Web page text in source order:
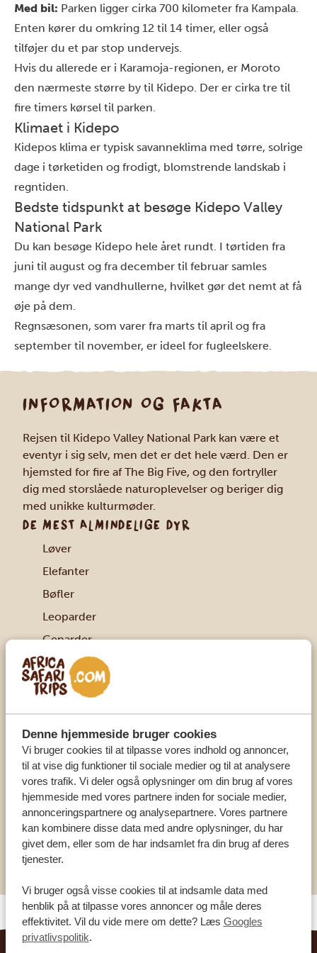
Denne hjemmeside bruger cookies
Vi bruger cookies til at tilpasse vores indhold og annoncer,
til at vise dig funktioner til sociale medier og til at analysere
vores trafik. Vi deler også oplysninger om din brug af vores
hjemmeside med vores partnere inden for sociale medier,
annonceringspartnere og analysepartnere. Vores partnere
kan kombinere disse data med andre oplysninger, du har
givet dem, eller som de har indsamlet fra din brug af deres
tjenester.
Vi bruger også visse cookies til at indsamle data med
henblik på at tilpasse vores annoncer og måle deres
effektivitet. Vil du vide mere om dette? Læs Googles
privatlivspolitik.
Med bil: Parken ligger cirka 700 kilometer fra Kampala.
Enten kører du omkring 12 til 14 timer, eller også
tilføjer du et par stop undervejs.
Hvis du allerede er i Karamoja-regionen, er Moroto
den nærmeste større by til Kidepo. Der er cirka tre til
fire timers kørsel til parken.
Klimaet i Kidepo
Kidepos klima er typisk savanneklima med tørre, solrige
dage i tørketiden og frodigt, blomstrende landskab i
regntiden.
Bedste tidspunkt at besøge Kidepo Valley
National Park
Du kan besøge Kidepo hele året rundt. I tørtiden fra
juni til august og fra december til februar samles
mange dyr ved vandhullerne, hvilket gør det nemt at få
øje på dem.
Regnsæsonen, som varer fra marts til april og fra
september til november, er ideel for fugleelskere.
INFORMATION OG FAKTA
Rejsen til Kidepo Valley National Park kan være et
eventyr i sig selv, men det er det hele værd. Den er
hjemsted for fire af The Big Five, og den fortryller
dig med storslåede naturoplevelser og beriger dig
med unikke kulturmøder.
DE MEST ALMINDELIGE DYR
Løver
Elefanter
Bøfler
Leoparder
Geparder
Hyæner
Giraffer
FAKTA OM KIDEPO VALLEY NATIONAL PARK
parken blev etableret i 1958 og har en størrelse
på 1.442 kvadratkilometer
den grænser op til Sydsudan og Kenya
den er hjemsted for fire af The Big Five
(leopard, løve, bøffel og elefant)
det er muligt at tage på aftensafari